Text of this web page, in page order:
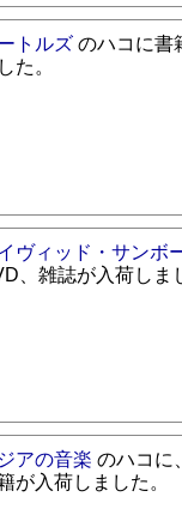
トルズ のハコに書
た。
ヴィッド・サンボ
、雑誌が入荷しま
アの音楽 のハコに
が入荷しました。